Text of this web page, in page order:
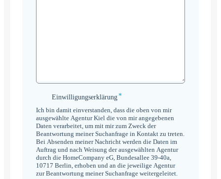
Einwilligungserklärung
Einwilligungserklärung*
Ich bin damit einverstanden, dass die oben von mir
ausgewählte Agentur Kiel die von mir angegebenen
Daten verarbeitet, um mit mir zum Zweck der
Beantwortung meiner Suchanfrage in Kontakt zu treten.
Bei Absenden meiner Nachricht werden die Daten im
Auftrag und nach Weisung der ausgewählten Agentur
durch die HomeCompany eG, Bundesallee 39-40a,
10717 Berlin, erhoben und an die jeweilige Agentur
zur Beantwortung meiner Suchanfrage weitergeleitet.